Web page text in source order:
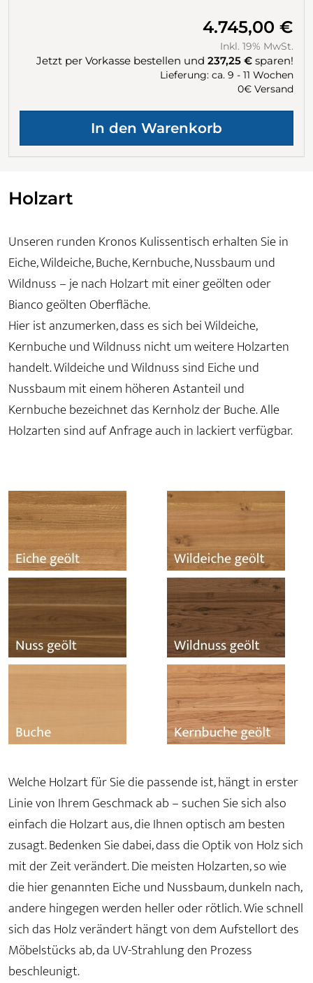
4.745,00 €
Inkl. 19% MwSt.
Jetzt per Vorkasse bestellen und 237,25 € sparen!
Lieferung: ca. 9 - 11 Wochen
0€ Versand
Holzart
Unseren runden Kronos Kulissentisch erhalten Sie in
Eiche, Wildeiche, Buche, Kernbuche, Nussbaum und
Wildnuss – je nach Holzart mit einer geölten oder
Bianco geölten Oberfläche.
Hier ist anzumerken, dass es sich bei Wildeiche,
Kernbuche und Wildnuss nicht um weitere Holzarten
handelt. Wildeiche und Wildnuss sind Eiche und
Nussbaum mit einem höheren Astanteil und
Kernbuche bezeichnet das Kernholz der Buche. Alle
Holzarten sind auf Anfrage auch in lackiert verfügbar.
Welche Holzart für Sie die passende ist, hängt in erster
Linie von Ihrem Geschmack ab – suchen Sie sich also
einfach die Holzart aus, die Ihnen optisch am besten
zusagt. Bedenken Sie dabei, dass die Optik von Holz sich
mit der Zeit verändert. Die meisten Holzarten, so wie
die hier genannten Eiche und Nussbaum, dunkeln nach,
andere hingegen werden heller oder rötlich. Wie schnell
sich das Holz verändert hängt von dem Aufstellort des
Möbelstücks ab, da UV-Strahlung den Prozess
beschleunigt.